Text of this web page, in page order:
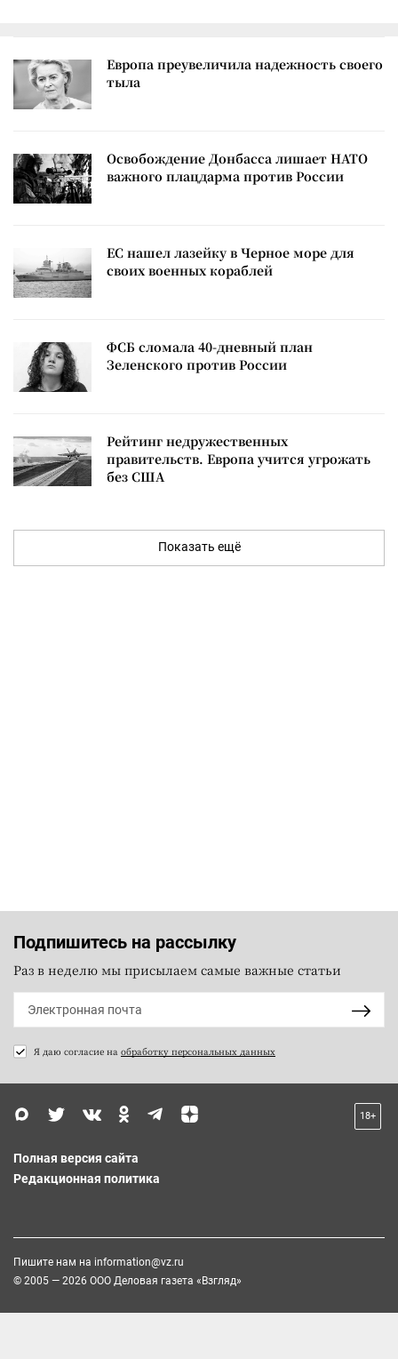
Европа преувеличила надежность своего
тыла
Освобождение Донбасса лишает НАТО
важного плацдарма против России
ЕС нашел лазейку в Черное море для
своих военных кораблей
ФСБ сломала 40-дневный план
Зеленского против России
Рейтинг недружественных
правительств. Европа учится угрожать
без США
Показать ещё
Подпишитесь на рассылку
Раз в неделю мы присылаем самые важные статьи
Я даю согласие на обработку персональных данных
18+
Полная версия сайта
Редакционная политика
Пишите нам на information@vz.ru
© 2005 — 2026 ООО Деловая газета «Взгляд»